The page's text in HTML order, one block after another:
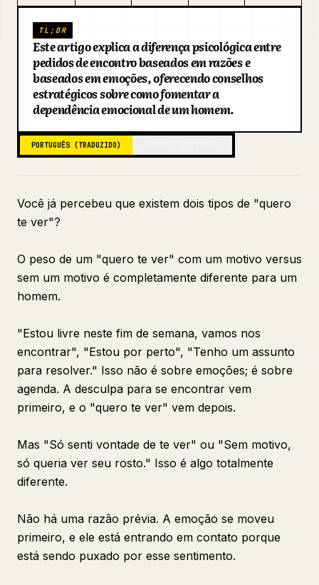
Baixar
Blog
Atualizações
TL;DR
Este artigo explica a diferença psicológica entre
pedidos de encontro baseados em razões e
baseados em emoções, oferecendo conselhos
estratégicos sobre como fomentar a
dependência emocional de um homem.
PORTUGUÊS (TRADUZIDO)
Você já percebeu que existem dois tipos de "quero
te ver"?
O peso de um "quero te ver" com um motivo versus
sem um motivo é completamente diferente para um
homem.
"Estou livre neste fim de semana, vamos nos
encontrar", "Estou por perto", "Tenho um assunto
para resolver." Isso não é sobre emoções; é sobre
agenda. A desculpa para se encontrar vem
primeiro, e o "quero te ver" vem depois.
Mas "Só senti vontade de te ver" ou "Sem motivo,
só queria ver seu rosto." Isso é algo totalmente
diferente.
Não há uma razão prévia. A emoção se moveu
primeiro, e ele está entrando em contato porque
está sendo puxado por esse sentimento.